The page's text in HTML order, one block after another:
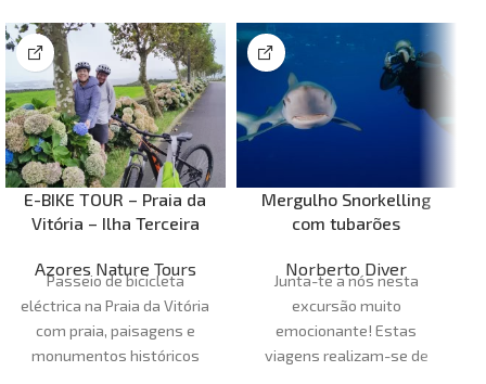
E-BIKE TOUR – Praia da
Vitória – Ilha Terceira
Azores Nature Tours
Passeio de bicicleta
eléctrica na Praia da Vitória
com praia, paisagens e
monumentos históricos
Mergulho Snorkelling
com tubarões
Norberto Diver
Junta-te a nós nesta
excursão muito
emocionante! Estas
viagens realizam-se de